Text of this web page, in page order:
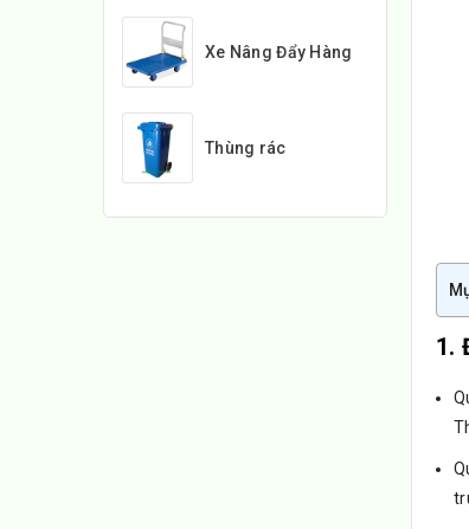
1.
Xe Nâng Đẩy Hàng
Thùng rác